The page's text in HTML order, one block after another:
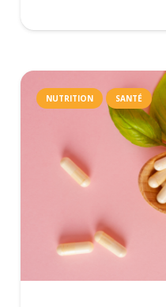
NUTRITION SANTÉ